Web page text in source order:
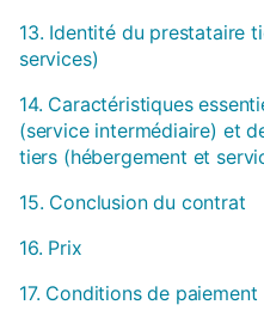
13. Identité du prestataire
services)
14. Caractéristiques
(service intermédiaire) et
tiers (hébergement et
15. Conclusion du contrat
16. Prix
17. Conditions de paiement